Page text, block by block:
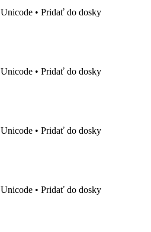
Unicode • Pridať do dosky
Unicode • Pridať do dosky
Unicode • Pridať do dosky
Unicode • Pridať do dosky